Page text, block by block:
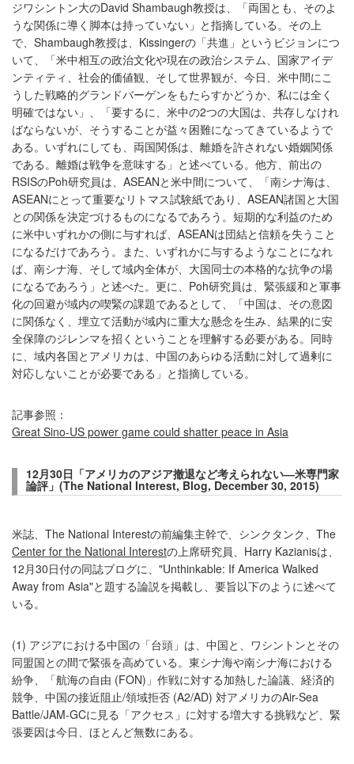
ジワシントン大のDavid Shambaugh教授は、「両国とも、そのよ
うな関係に導く脚本は持っていない」と指摘している。その上
で、Shambaugh教授は、Kissingerの「共進」というビジョンにつ
いて、「米中相互の政治文化や現在の政治システム、国家アイデ
ンティティ、社会的価値観、そして世界観が、今日、米中間にこ
うした戦略的グランドバーゲンをもたらすかどうか、私には全く
明確ではない」、「要するに、米中の2つの大国は、共存しなけれ
ばならないが、そうすることが益々困難になってきているようで
ある。いずれにしても、両国関係は、離婚を許されない婚姻関係
である。離婚は戦争を意味する」と述べている。他方、前出の
RSISのPoh研究員は、ASEANと米中間について、「南シナ海は、
ASEANにとって重要なリトマス試験紙であり、ASEAN諸国と大国
との関係を決定づけるものになるであろう。短期的な利益のため
に米中いずれかの側に与すれば、ASEANは団結と信頼を失うこと
になるだけであろう。また、いずれかに与するようなことになれ
ば、南シナ海、そして域内全体が、大国同士の本格的な抗争の場
になるであろう」と述べた。更に、Poh研究員は、緊張緩和と軍事
化の回避が域内の喫緊の課題であるとして、「中国は、その意図
に関係なく、埋立て活動が域内に重大な懸念を生み、結果的に安
全保障のジレンマを招くということを理解する必要がある。同時
に、域内各国とアメリカは、中国のあらゆる活動に対して過剰に
対応しないことが必要である」と指摘している。
記事参照：
Great Sino-US power game could shatter peace in Asia
12月30日「アメリカのアジア撤退など考えられない―米専門家
論評」(The National Interest, Blog, December 30, 2015)
米誌、The National Interestの前編集主幹で、シンクタンク、The
Center for the National Interestの上席研究員、Harry Kazianisは、
12月30日付の同誌ブログに、"Unthinkable: If America Walked
Away from Asia"と題する論説を掲載し、要旨以下のように述べて
いる。
(1) アジアにおける中国の「台頭」は、中国と、ワシントンとその
同盟国との間で緊張を高めている。東シナ海や南シナ海における
紛争、「航海の自由 (FON)」作戦に対する加熱した論議、経済的
競争、中国の接近阻止/領域拒否 (A2/AD) 対アメリカのAir-Sea
Battle/JAM-GCに見る「アクセス」に対する増大する挑戦など、緊
張要因は今日、ほとんど無数にある。